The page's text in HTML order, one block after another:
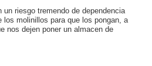
riesgo tremendo de dependencia
molinillos para que los pongan, a
nos dejen poner un almacen de